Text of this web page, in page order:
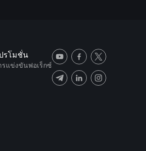
รโมชั่น
รแข่งขันฟอเร็กซ์